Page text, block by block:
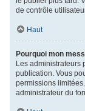
de contrôle
Haut
Pourquoi mon
Les administrateurs
publication. Vous
permissions
administrateur du